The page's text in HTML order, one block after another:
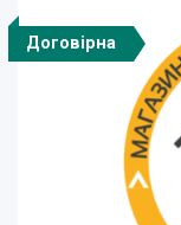
Договірна